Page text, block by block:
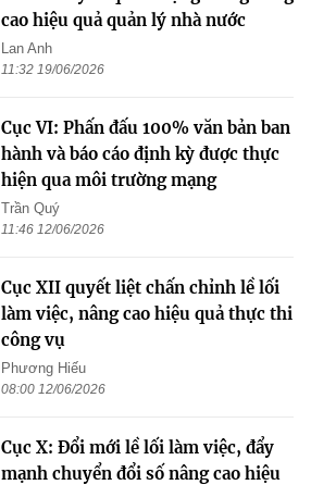
cao hiệu quả quản lý nhà nước
Lan Anh
11:32 19/06/2026
Cục VI: Phấn đấu 100% văn bản ban
hành và báo cáo định kỳ được thực
hiện qua môi trường mạng
Trần Quý
11:46 12/06/2026
Cục XII quyết liệt chấn chỉnh lề lối
làm việc, nâng cao hiệu quả thực thi
công vụ
Phương Hiếu
08:00 12/06/2026
Cục X: Đổi mới lề lối làm việc, đẩy
mạnh chuyển đổi số nâng cao hiệu